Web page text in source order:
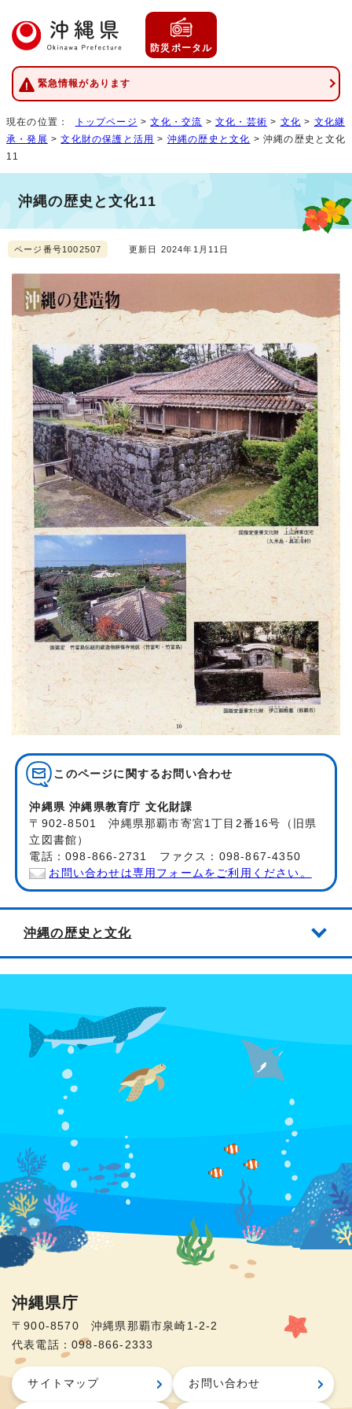
防災ポータル
緊急情報があります
現在の位置： トップページ >文化・交流 >文化・芸術 > 文化 > 文化継
承・発展 >文化財の保護と活用 > 沖縄の歴史と文化 > 沖縄の歴史と文化
11
沖縄の歴史と文化11
ページ番号1002507 更新日 2024年1月11日
このページに関する お問い合わせ
沖縄県 沖縄県教育庁 文化財課
〒902-8501 沖縄県那覇市寄宮1丁目2番16号（旧県
立図書館）
電話：098-866-2731 ファクス：098-867-4350
お問い合わせは専用フォームをご利用ください。
沖縄の歴史と文化
沖縄県庁
〒900-8570 沖縄県那覇市泉崎1-2-2
代表電話：098-866-2333
サイトマップ お問い合わせ